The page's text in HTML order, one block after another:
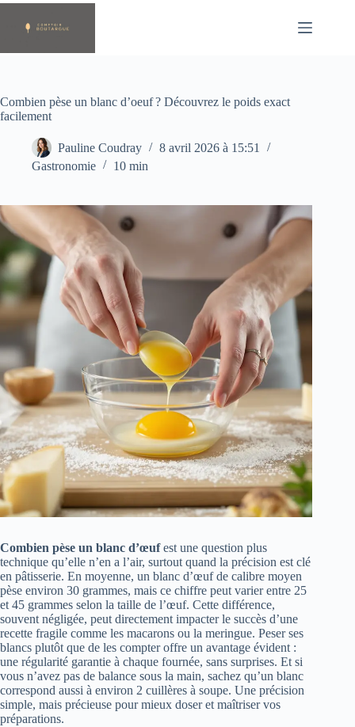
Passer
contenu
Combien pèse un blanc d’oeuf ? Découvrez le poids exact
facilement
Pauline Coudray
8 avril 2026 à 15:51
Gastronomie
10 min
Combien pèse un blanc d’œufest une question plus
technique qu’elle n’en a l’air, surtout quand la précision est clé
en pâtisserie. En moyenne, un blanc d’œuf de calibre moyen
pèse environ 30 grammes, mais ce chiffre peut varier entre 25
et 45 grammes selon la taille de l’œuf. Cette différence,
souvent négligée, peut directement impacter le succès d’une
recette fragile comme les macarons ou la meringue. Peser ses
blancs plutôt que de les compter offre un avantage évident :
une régularité garantie à chaque fournée, sans surprises. Et si
vous n’avez pas de balance sous la main, sachez qu’un blanc
correspond aussi à environ 2 cuillères à soupe. Une précision
simple, mais précieuse pour mieux doser et maîtriser vos
préparations.